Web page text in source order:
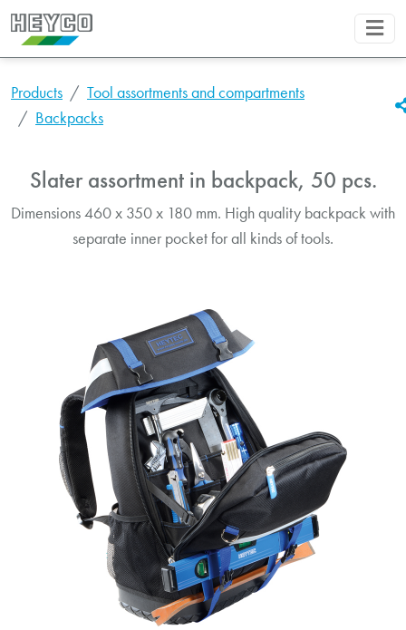
Products
Tool assortments and compartments
Backpacks
Slater assortment in backpack, 50 pcs.
Dimensions 460 x 350 x 180 mm. High quality backpack with
separate inner pocket for all kinds of tools.